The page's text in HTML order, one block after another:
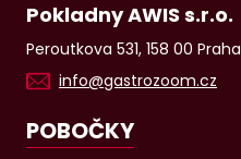
Pokladny AWIS s.r.o.
Peroutkova 531, 158 00 Praha
info@gastrozoom.cz
POBOČKY